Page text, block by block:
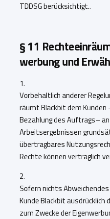
TDDSG berücksichtigt..
§ 11
werbung und
1.
Vorbehaltlich anderer
räumt Blackbit dem Kunden
Bezahlung des Auftrags–
Arbeitsergebnissen
übertragbares
Rechte können vertraglich
2.
Sofern nichts
Kunde Blackbit ausdrücklich
zum Zwecke der